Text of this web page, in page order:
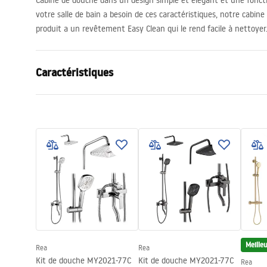
votre salle de bain a besoin de ces caractéristiques, notre
produit a un revêtement Easy Clean qui le rend facile à nettoyer.
Caractéristiques
Type de cabine de douche
d'angle
Couleur du verre
Mode d'ouverture
coulissant(e)
Montage
Sur le
Hauteur (mm)
mm
Universel
Garantie
24 mois
Rea
Kit de douche MY2021-77C
Rea
Kit de douche MY2021-77C Rea